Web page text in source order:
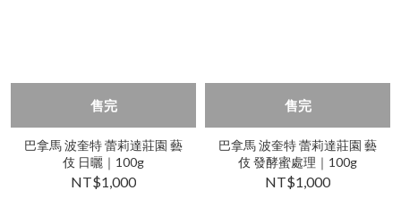
售完
巴拿馬 波奎特 蕾莉達莊園 藝
伎 日曬｜100g
NT$1,000
售完
巴拿馬 波奎特 蕾莉達莊園 藝
伎 發酵蜜處理｜100g
NT$1,000